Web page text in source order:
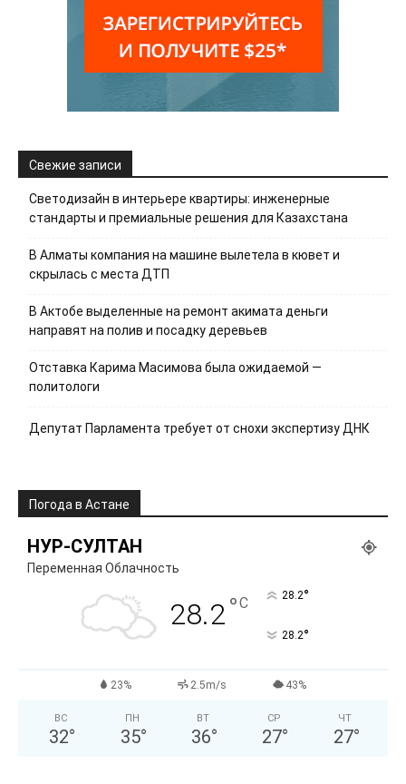
Свежие записи
Светодизайн в интерьере квартиры: инженерные
стандарты и премиальные решения для Казахстана
В Алматы компания на машине вылетела в кювет и
скрылась с места ДТП
В Актобе выделенные на ремонт акимата деньги
направят на полив и посадку деревьев
Отставка Карима Масимова была ожидаемой —
политологи
Депутат Парламента требует от снохи экспертизу ДНК
Погода в Астане
НУР-СУЛТАН
Переменная Облачность
28.2°C 28.2°
28.2°
23% 2.5m/s 43%
ВС
32°
ПН
35°
ВТ
36°
СР
27°
ЧТ
27°